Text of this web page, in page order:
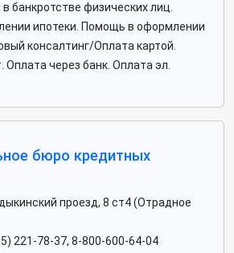
банкротстве физических лиц.
ипотеки. Помощь в оформлении
консалтинг/Оплата картой.
Оплата через банк. Оплата эл.
бюро кредитных
проезд, 8 ст4 (Отрадное
221-78-37, 8-800-600-64-04